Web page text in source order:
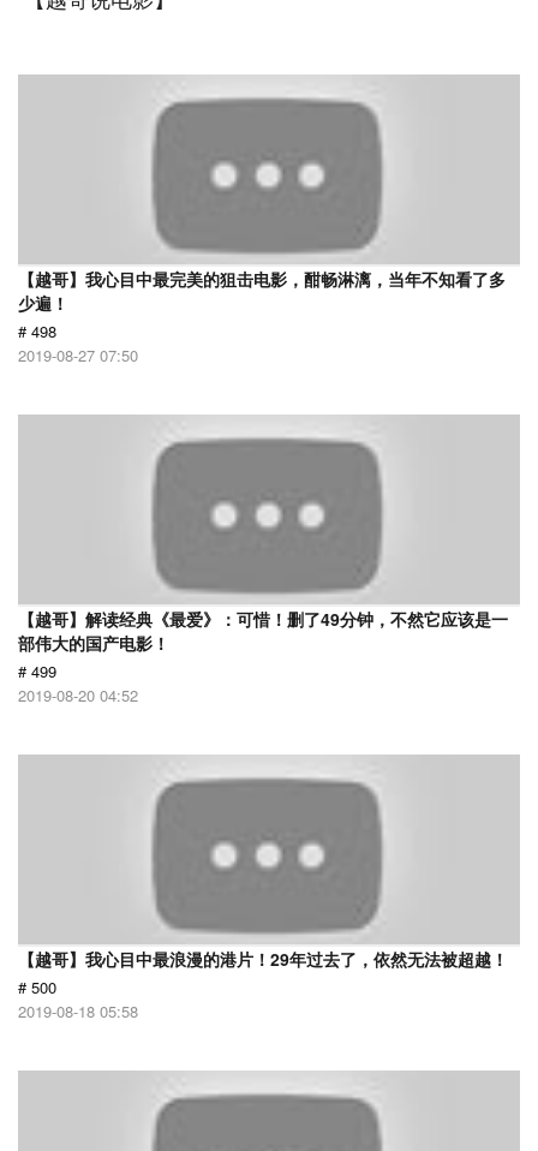
【越哥】我心目中最完美的狙击电影，酣畅淋漓，当年不知看了多
少遍！
# 498
2019-08-27 07:50
【越哥】解读经典《最爱》：可惜！删了49分钟，不然它应该是一
部伟大的国产电影！
# 499
2019-08-20 04:52
【越哥】我心目中最浪漫的港片！29年过去了，依然无法被超越！
# 500
2019-08-18 05:58